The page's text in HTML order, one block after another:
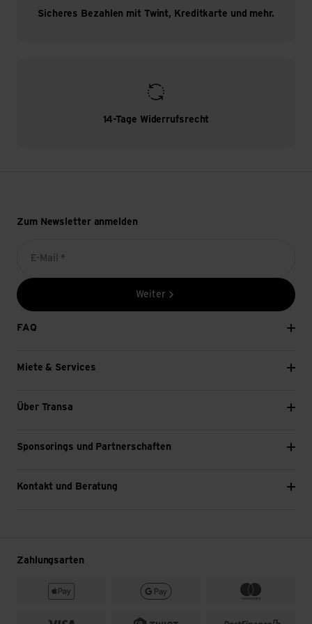
Sicheres Bezahlen mit Twint, Kreditkarte und mehr.
14-Tage Widerrufsrecht
Zum Newsletter anmelden
E-Mail *
Weiter
FAQ
Miete & Services
Über Transa
Sponsorings und Partnerschaften
Kontakt und Beratung
Zahlungsarten